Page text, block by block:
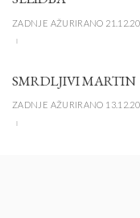
ZADNJE AŽURIRANO
SMRDLJIVI MARTIN
ZADNJE AŽURIRANO